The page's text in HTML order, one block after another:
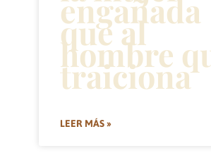
engañada
que al
hombre
traiciona
LEER MÁS »